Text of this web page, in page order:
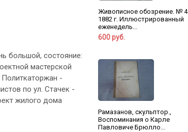
большой, состояние:
мастерской
-
по ул. Стачек -
жилого дома
Живописное обозрение. № 4
1882 г. Иллюстрированный
еженедель...
600 руб.
Рамазанов, скульптор.,
Воспоминания о Карле
Павловиче Брюлло...